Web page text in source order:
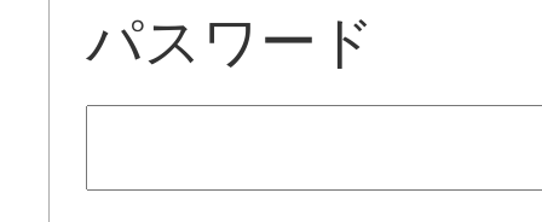
パスワード